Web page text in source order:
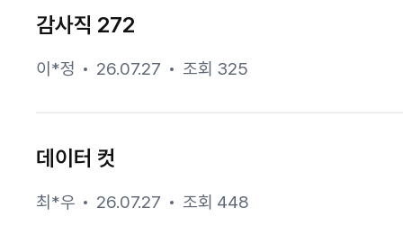
감사직 272
이*정 26.07.27 조회 325
데이터 컷
최*우 26.07.27 조회 448